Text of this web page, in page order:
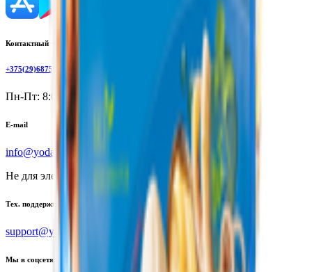
Контактный телефон
+375(29)6875999
Пн-Пт: 8:00 - 17:00
E-mail
info@yoda.by
Не для электронных обращений
Тех. поддержка
support@yoda.by
Мы в соцсетях